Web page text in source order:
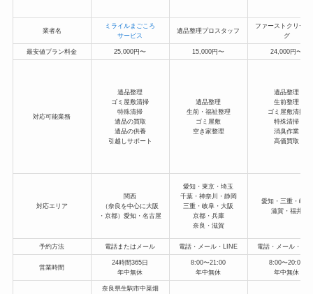
業者名
ミライルまごころ
サービス
遺品整理プロスタッフ
ファーストクリーニ
グ
最安値プラン料金 25,000円〜 15,000円〜 24,000円〜
対応可能業務
遺品整理
ゴミ屋敷清掃
特殊清掃
遺品の買取
遺品の供養
引越しサポート
遺品整理
生前・福祉整理
ゴミ屋敷
空き家整理
遺品整理
生前整理
ゴミ屋敷清掃
特殊清掃
消臭作業
高価買取
対応エリア
関西
（奈良を中心に大阪
・京都）愛知・名古屋
愛知・東京・埼玉
千葉・神奈川・静岡
三重・岐阜・大阪
京都・兵庫
奈良・滋賀
愛知・三重・岐阜
滋賀・福井
予約方法 電話またはメール 電話・メール・LINE 電話・メール・
営業時間
24時間365日
年中無休
8:00〜21:00
年中無休
8:00〜20:00
年中無休
奈良県生駒市中菜畑